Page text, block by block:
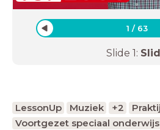
1 / 63
Slide 1:
LessonUp Muziek +2
Voortgezet speciaal onderwijs